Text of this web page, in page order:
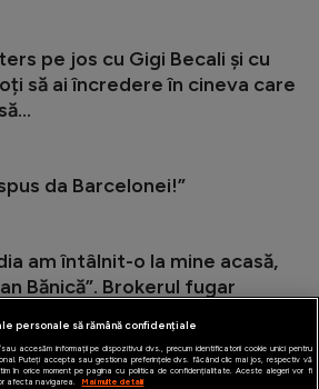
pe jos cu Gigi Becali și cu
să ai încredere în cineva care
da Barcelonei!”
am întâlnit-o la mine acasă,
Bănică”. Brokerul fugar
personale să rămână confidențiale
accesăm informații pe dispozitivul dvs., precum identificatorii cookie unici pentru
Puteți accepta sau gestiona preferințele dvs. făcând clic mai jos, respectiv vă
în orice moment pe pagina cu politica de confidențialitate. Aceste alegeri vor fi
afecta navigarea.
Mai multe detalii